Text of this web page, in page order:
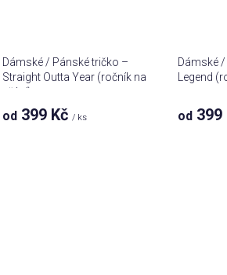
Dámské / Pánské tričko –
Straight Outta Year (ročník na
přání)
od 399 Kč / ks
Dámské
Legend
od 399